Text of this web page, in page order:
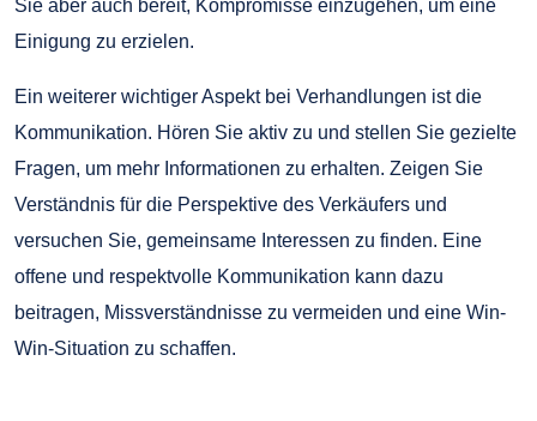
Sie aber auch bereit, Kompromisse einzugehen, um eine
Einigung zu erzielen.
Ein weiterer wichtiger Aspekt bei Verhandlungen ist die
Kommunikation. Hören Sie aktiv zu und stellen Sie gezielte
Fragen, um mehr Informationen zu erhalten. Zeigen Sie
Verständnis für die Perspektive des Verkäufers und
versuchen Sie, gemeinsame Interessen zu finden. Eine
offene und respektvolle Kommunikation kann dazu
beitragen, Missverständnisse zu vermeiden und eine Win-
Win-Situation zu schaffen.